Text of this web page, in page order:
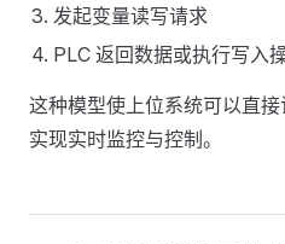
发起变量读写请求
PLC 返回数据或执行写入
这种模型使上位系统可以直接
实现实时监控与控制。